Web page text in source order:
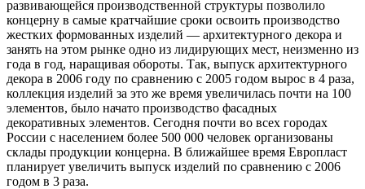
развивающейся производственной структуры позволило
концерну в самые кратчайшие сроки освоить производство
жестких формованных изделий — архитектурного декора и
занять на этом рынке одно из лидирующих мест, неизменно из
года в год, наращивая обороты. Так, выпуск архитектурного
декора в 2006 году по сравнению с 2005 годом вырос в 4 раза,
коллекция изделий за это же время увеличилась почти на 100
элементов, было начато производство фасадных
декоративных элементов. Сегодня почти во всех городах
России с населением более 500 000 человек организованы
склады продукции концерна. В ближайшее время Европласт
планирует увеличить выпуск изделий по сравнению с 2006
годом в 3 раза.